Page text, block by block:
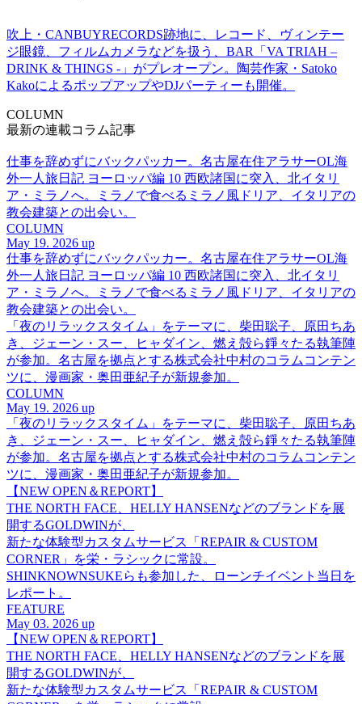
吹上・CANBUYRECORDS跡地に、レコード、ヴィンテー
ジ眼鏡、フィルムカメラなどを扱う、BAR「VA TRIAH –
DRINK & THINGS -」がプレオープン。陶芸作家・Satoko
KakoによるポップアップやDJパーティーも開催。
COLUMN
最新の連載コラム記事
仕事を辞めずにバックパッカー。名古屋在住アラサーOL海
外一人旅日記 ヨーロッパ編 10 西欧諸国に突入、北イタリ
ア・ミラノへ。ミラノで食べるミラノ風ドリア、イタリアの
教会建築との出会い。
COLUMN
May 19. 2026 up
仕事を辞めずにバックパッカー。名古屋在住アラサーOL海
外一人旅日記 ヨーロッパ編 10 西欧諸国に突入、北イタリ
ア・ミラノへ。ミラノで食べるミラノ風ドリア、イタリアの
教会建築との出会い。
「夜のリラックスタイム」をテーマに、柴田聡子、原田ちあ
き、ジェーン・スー、ヒャダイン、燃え殻ら錚々たる執筆陣
が参加。名古屋を拠点とする株式会社中村のコラムコンテン
ツに、漫画家・奥田亜紀子が新規参加。
COLUMN
May 19. 2026 up
「夜のリラックスタイム」をテーマに、柴田聡子、原田ちあ
き、ジェーン・スー、ヒャダイン、燃え殻ら錚々たる執筆陣
が参加。名古屋を拠点とする株式会社中村のコラムコンテン
ツに、漫画家・奥田亜紀子が新規参加。
【NEW OPEN＆REPORT】
THE NORTH FACE、HELLY HANSENなどのブランドを展
開するGOLDWINが、
新たな体験型カスタムサービス「REPAIR & CUSTOM
CORNER」を栄・ラシックに常設。
SHINKNOWNSUKEらも参加した、ローンチイベント当日を
レポート。
FEATURE
May 03. 2026 up
【NEW OPEN＆REPORT】
THE NORTH FACE、HELLY HANSENなどのブランドを展
開するGOLDWINが、
新たな体験型カスタムサービス「REPAIR & CUSTOM